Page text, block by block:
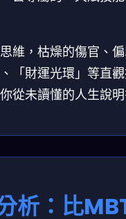
維，枯燥的傷官、
「財運光環」等直
從未讀懂的人生說
析：比